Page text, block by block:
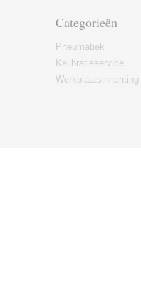
Categorieën
Pneumatiek
Kalibratieservice
Werkplaatsinrichting